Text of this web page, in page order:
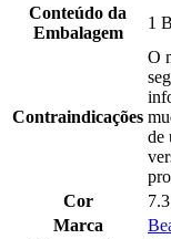
Conteúdo da
Embalagem
1
Contraindicações
O
de
Cor
Marca